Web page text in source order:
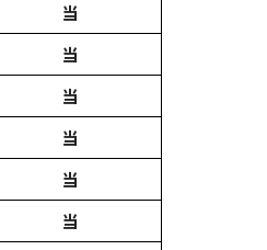
当
当
当
当
当
当